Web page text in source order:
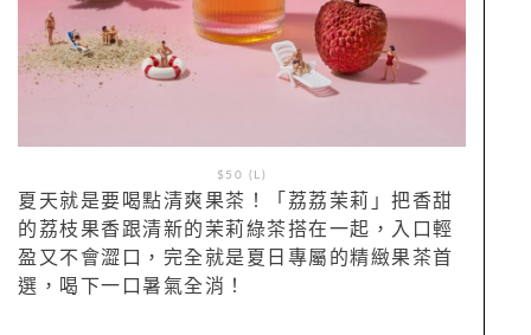
$50 (L)
夏天就是要喝點清爽果茶！「荔荔茉莉」把香甜
的荔枝果香跟清新的茉莉綠茶搭在一起，入口輕
盈又不會澀口，完全就是夏日專屬的精緻果茶首
選，喝下一口暑氣全消！